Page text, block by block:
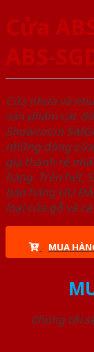
Cửa
ABS-
Cửa nhựa và
sản phẩm các
Showroom
những dòng
giá thành rẻ
hàng. Trên hết,
bán hàng ƯU
loại cửa gỗ và
MUA
Chúng tôi